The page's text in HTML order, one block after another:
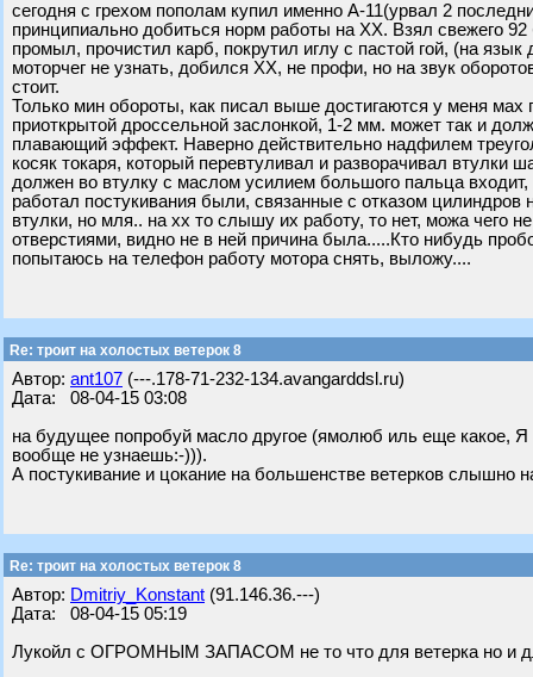
сегодня с грехом пополам купил именно А-11(урвал 2
принципиально добиться норм работы на ХХ. Взял свежего
промыл, прочистил карб, покрутил иглу с пастой гой, (на
моторчег не узнать, добился ХХ, не профи, но на звук
стоит.
Только мин обороты, как писал выше достигаются у меня мах
приоткрытой дроссельной заслонкой, 1-2 мм. может так и
плавающий эффект. Наверно действительно надфилем
косяк токаря, который перевтуливал и разворачивал втулки
должен во втулку с маслом усилием большого пальца
работал постукивания были, связанные с отказом
втулки, но мля.. на хх то слышу их работу, то нет, можа чего
отверстиями, видно не в ней причина была.....Кто нибудь
попытаюсь на телефон работу мотора снять, выложу....
Re: троит на холостых ветерок 8
Автор: ant107 (---.178-71-232-134.avangarddsl.ru)
Дата: 08-04-15 03:08
на будущее попробуй масло другое (ямолюб иль еще какое,
вообще не узнаешь:-))).
А постукивание и цокание на большенстве ветерков слышно
Re: троит на холостых ветерок 8
Автор: Dmitriy_Konstant (91.146.36.---)
Дата: 08-04-15 05:19
Лукойл с ОГРОМНЫМ ЗАПАСОМ не то что для ветерка но и